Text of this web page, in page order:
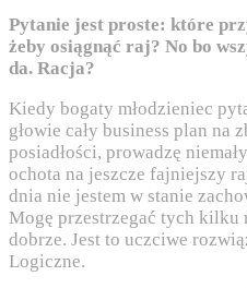
Pytanie jest proste: które
żeby osiągnąć raj? No bo
da. Racja?
Kiedy bogaty młodzieniec
głowie cały business plan na
posiadłości, prowadzę
ochota na jeszcze fajniejszy
dnia nie jestem w stanie
Mogę przestrzegać tych kilku
dobrze. Jest to uczciwe
Logiczne.